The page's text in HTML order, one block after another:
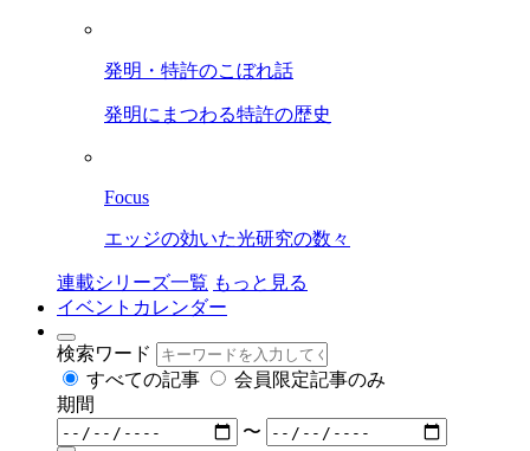
発明・特許のこぼれ話
発明にまつわる特許の歴史
Focus
エッジの効いた光研究の数々
連載シリーズ一覧 もっと見る
イベントカレンダー
検索ワード
すべての記事
会員限定記事のみ
期間
〜